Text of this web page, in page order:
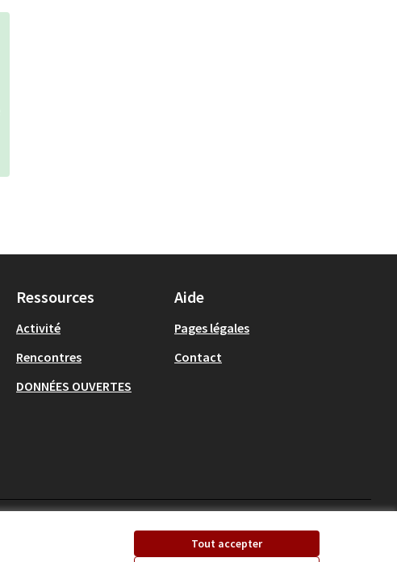
Tout accepter
Ressources
Activité
Rencontres
DONNÉES OUVERTES
Aide
Pages légales
Contact
(Lien externe)(Lien externe)